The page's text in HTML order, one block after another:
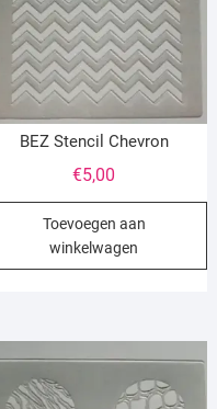
BEZ Stencil Chevron
€5,00
Toevoegen aan
winkelwagen